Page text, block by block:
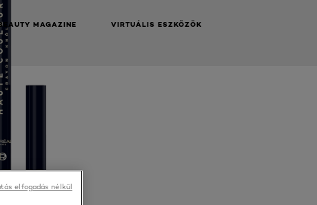
MAGAZINE VIRTUÁLIS ESZKÖZÖK
elfogadás nélkül